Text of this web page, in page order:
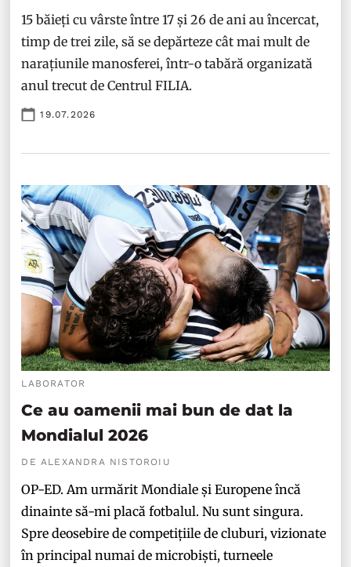
15 băieți cu vârste între 17 și 26 de ani au încercat,
timp de trei zile, să se depărteze cât mai mult de
narațiunile manosferei, într-o tabără organizată
anul trecut de Centrul FILIA.
19.07.2026
LABORATOR
Ce au oamenii mai bun de dat la
Mondialul 2026
DE ALEXANDRA NISTOROIU
OP-ED. Am urmărit Mondiale și Europene încă
dinainte să-mi placă fotbalul. Nu sunt singura.
Spre deosebire de competițiile de cluburi, vizionate
în principal numai de microbiști, turneele